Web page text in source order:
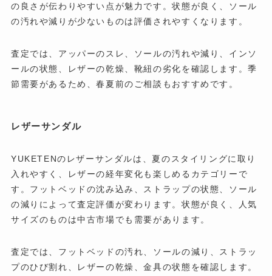
の良さが伝わりやすい点が魅力です。状態が良く、ソール
の汚れや減りが少ないものは評価されやすくなります。
査定では、アッパーのスレ、ソールの汚れや減り、インソ
ールの状態、レザーの乾燥、靴紐の劣化を確認します。季
節需要があるため、春夏前のご相談もおすすめです。
レザーサンダル
YUKETENのレザーサンダルは、夏のスタイリングに取り
入れやすく、レザーの経年変化も楽しめるカテゴリーで
す。フットベッドの沈み込み、ストラップの状態、ソール
の減りによって査定評価が変わります。状態が良く、人気
サイズのものは中古市場でも需要があります。
査定では、フットベッドの汚れ、ソールの減り、ストラッ
プのひび割れ、レザーの乾燥、金具の状態を確認します。